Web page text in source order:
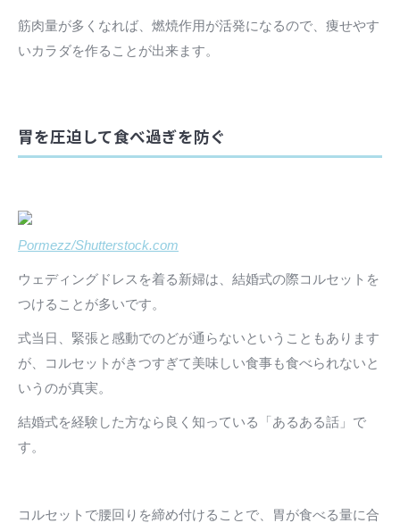
筋肉量が多くなれば、燃焼作用が活発になるので、痩せやす
いカラダを作ることが出来ます。
胃を圧迫して食べ過ぎを防ぐ
Pormezz/Shutterstock.com
ウェディングドレスを着る新婦は、結婚式の際コルセットを
つけることが多いです。
式当日、緊張と感動でのどが通らないということもあります
が、コルセットがきつすぎて美味しい食事も食べられないと
いうのが真実。
結婚式を経験した方なら良く知っている「あるある話」で
す。
コルセットで腰回りを締め付けることで、胃が食べる量に合